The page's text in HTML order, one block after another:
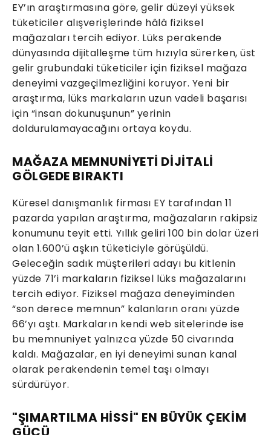
EY’ın araştırmasına göre, gelir düzeyi yüksek
tüketiciler alışverişlerinde hâlâ fiziksel
mağazaları tercih ediyor. Lüks perakende
dünyasında dijitalleşme tüm hızıyla sürerken, üst
gelir grubundaki tüketiciler için fiziksel mağaza
deneyimi vazgeçilmezliğini koruyor. Yeni bir
araştırma, lüks markaların uzun vadeli başarısı
için “insan dokunuşunun” yerinin
doldurulamayacağını ortaya koydu.
MAĞAZA MEMNUNİYETİ DİJİTALİ
GÖLGEDE BIRAKTI
Küresel danışmanlık firması EY tarafından 11
pazarda yapılan araştırma, mağazaların rakipsiz
konumunu teyit etti. Yıllık geliri 100 bin dolar üzeri
olan 1.600’ü aşkın tüketiciyle görüşüldü.
Geleceğin sadık müşterileri adayı bu kitlenin
yüzde 71’i markaların fiziksel lüks mağazalarını
tercih ediyor. Fiziksel mağaza deneyiminden
“son derece memnun” kalanların oranı yüzde
66’yı aştı. Markaların kendi web sitelerinde ise
bu memnuniyet yalnızca yüzde 50 civarında
kaldı. Mağazalar, en iyi deneyimi sunan kanal
olarak perakendenin temel taşı olmayı
sürdürüyor.
"ŞIMARTILMA HİSSİ" EN BÜYÜK ÇEKİM